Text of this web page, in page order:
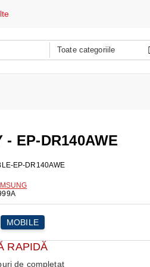
EP-DR140AWE
EP-DR140AWE
MOBILE
RAPIDĂ
de completat